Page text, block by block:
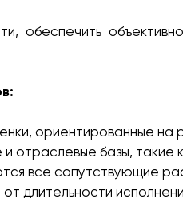
обеспечить
ориентированные на
отраслевые базы, такие
все сопутствующие
длительности